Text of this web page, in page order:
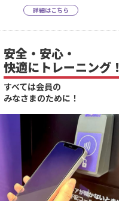
詳細はこちら
安全・安心・
快適にトレーニング！
すべては会員の
みなさまのために！